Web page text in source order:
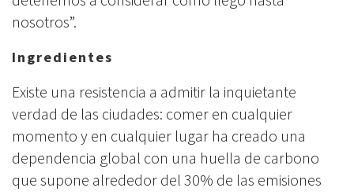
nosotros”.
Ingredientes
Existe una resistencia a admitir la inquietante
verdad de las ciudades: comer en cualquier
momento y en cualquier lugar ha creado una
dependencia global con una huella de carbono
que supone alrededor del 30% de las emisiones